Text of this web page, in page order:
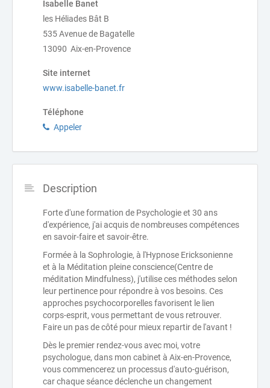
Isabelle Banet
les Héliades Bât B
535 Avenue de Bagatelle
13090 Aix-en-Provence
Site internet
www.isabelle-banet.fr
Téléphone
Appeler
Description
Forte d'une formation de Psychologie et 30 ans
d'expérience, j'ai acquis de nombreuses compétences
en savoir-faire et savoir-être.
Formée à la Sophrologie, à l'Hypnose Ericksonienne
et à la Méditation pleine conscience(Centre de
méditation Mindfulness), j'utilise ces méthodes selon
leur pertinence pour répondre à vos besoins. Ces
approches psychocorporelles favorisent le lien
corps-esprit, vous permettant de vous retrouver.
Faire un pas de côté pour mieux repartir de l'avant !
Dès le premier rendez-vous avec moi, votre
psychologue, dans mon cabinet à Aix-en-Provence,
vous commencerez un processus d'auto-guérison,
car chaque séance déclenche un changement